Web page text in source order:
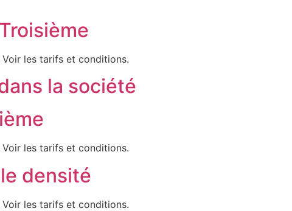
les tarifs et conditions.
la société
les tarifs et conditions.
densité
les tarifs et conditions.